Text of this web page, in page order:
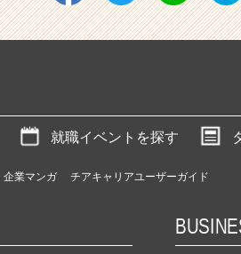
就職イベントを探す
企業マンガ チアキャリアユーザーガイド